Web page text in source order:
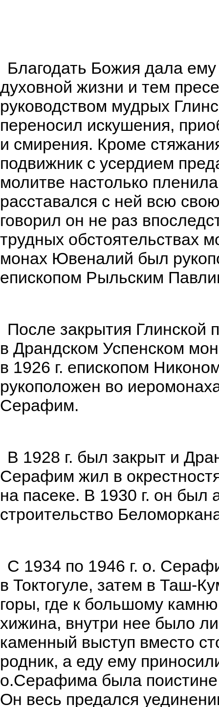
Благодать Божия дала
духовной жизни и тем
руководством мудрых
переносил искушения,
и смирения. Кроме
подвижник с усердием
молитве настолько
расставался с ней всю
говорил он не раз
трудных обстоятельствах
монах Ювеналий был
епископом Рыльским
После закрытия
в Драндском Успенском
в 1926 г. епископом
рукоположен во
Серафим.
В 1928 г. был закрыт и
Серафим жил в
на пасеке. В 1930 г. он был
строительство
С 1934 по 1946 г. о.
в Токтогуле, затем в Таш-
горы, где к большому
хижина, внутри нее было
каменный выступ вместо
родник, а еду ему
о.Серафима была поистине
Он весь предался